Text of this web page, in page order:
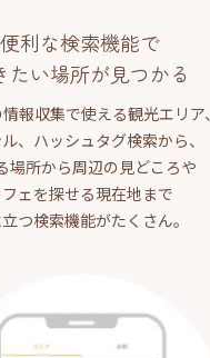
便利な検索機能で
たい場所が見つかる
報収集で使える観光エリア、
、ハッシュタグ検索から、
場所から周辺の見どころや
ェを探せる現在地まで
つ検索機能がたくさん。